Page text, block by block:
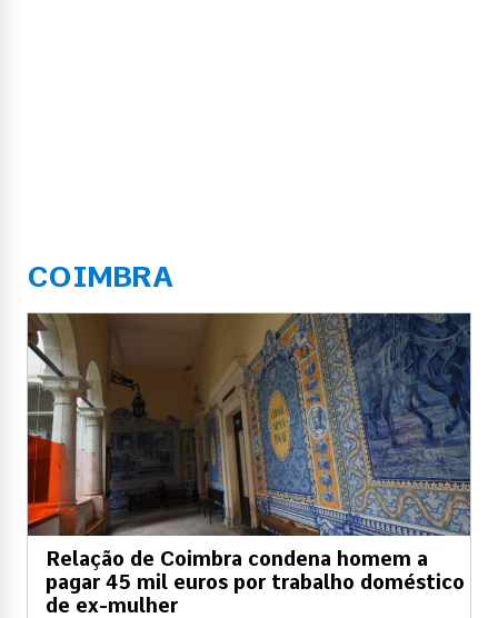
COIMBRA
Relação de Coimbra condena homem a
pagar 45 mil euros por trabalho doméstico
de ex-mulher